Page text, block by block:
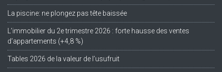
La piscine: ne plongez pas tête baissée
L’immobilier du 2e trimestre 2026 : forte hausse des ventes
d’appartements (+4,8 %)
Tables 2026 de la valeur de l’usufruit